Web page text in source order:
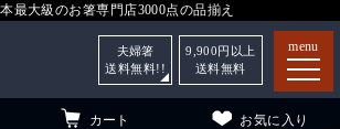
最大級のお箸専門店3000点の品揃え
menu
カート お気に入り
夫婦箸
送料無料!!
9,900 円以上
送料無料